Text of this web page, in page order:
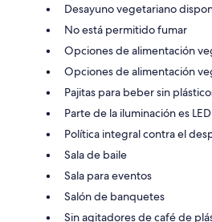
Desayuno vegetariano
No está permitido fumar
Opciones de alimentación
Opciones de alimentación
Pajitas para beber sin
Parte de la iluminación es LED
Política integral contra el
Sala de baile
Sala para eventos
Salón de banquetes
Sin agitadores de café de